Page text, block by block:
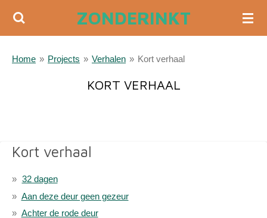
Ga
de
ZONDERINKT
Home » Projects » Verhalen » Kort verhaal
KORT VERHAAL
Kort verhaal
32 dagen
Aan deze deur geen gezeur
Achter de rode deur